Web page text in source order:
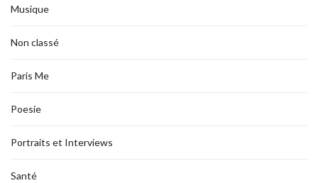
Musique
Non classé
Paris Me
Poesie
Portraits et Interviews
Santé